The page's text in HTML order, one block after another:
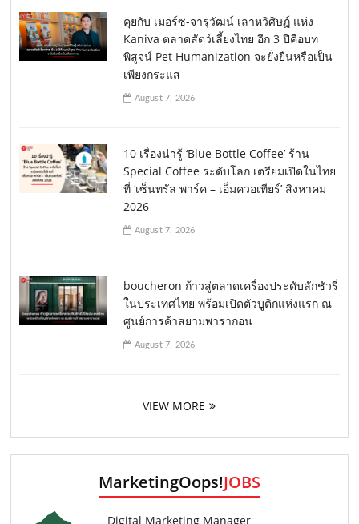
คุยกับ เมอร์ซ-จารุวัฒน์ เลาหวิศิษฏ์ แห่ง
Kaniva ตลาดสัตว์เลี้ยงไทย อีก 3 ปีคือบท
พิสูจน์ Pet Humanization จะยั่งยืนหรือเป็น
เพียงกระแส
August 7, 2026
10 เรื่องน่ารู้ ‘Blue Bottle Coffee’ ร้าน
Special Coffee ระดับโลก เตรียมเปิดในไทย
ที่ ‘เซ็นทรัล พาร์ค – เอ็มควอเทียร์’ สิงหาคม
2026
August 7, 2026
boucheron ก้าวสู่ตลาดเครื่องประดับลักชัวรี่
ในประเทศไทย พร้อมเปิดตัวบูติกแห่งแรก ณ
ศูนย์การค้าสยามพารากอน
August 7, 2026
VIEW MORE
MarketingOops!JOBS
Digital Marketing Manager